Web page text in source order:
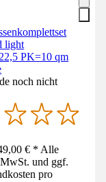
light
PK=10 qm
noch nicht
€ * Alle
und ggf.
pro